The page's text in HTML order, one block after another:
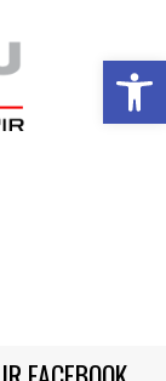
Ouvrir la